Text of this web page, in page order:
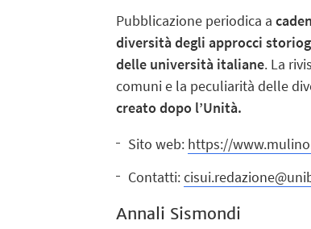
Pubblicazione periodica a
diversità degli approcci
delle università italiane. La
comuni e la peculiarità delle
creato dopo l’Unità.
Sito web: https://
Contatti:
Annali Sismondi